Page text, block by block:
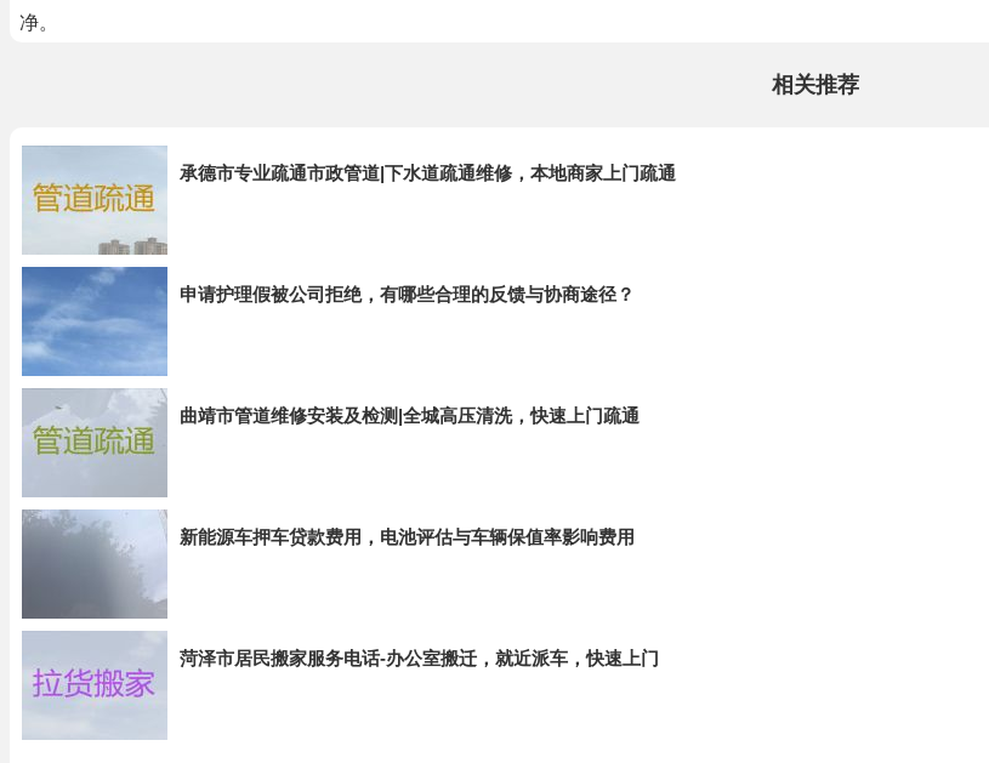
净。
相关推荐
承德市专业疏通市政管道|下水道疏通维修，本地商家上门疏通
申请护理假被公司拒绝，有哪些合理的反馈与协商途径？
曲靖市管道维修安装及检测|全城高压清洗，快速上门疏通
新能源车押车贷款费用，电池评估与车辆保值率影响费用
菏泽市居民搬家服务电话-办公室搬迁，就近派车，快速上门